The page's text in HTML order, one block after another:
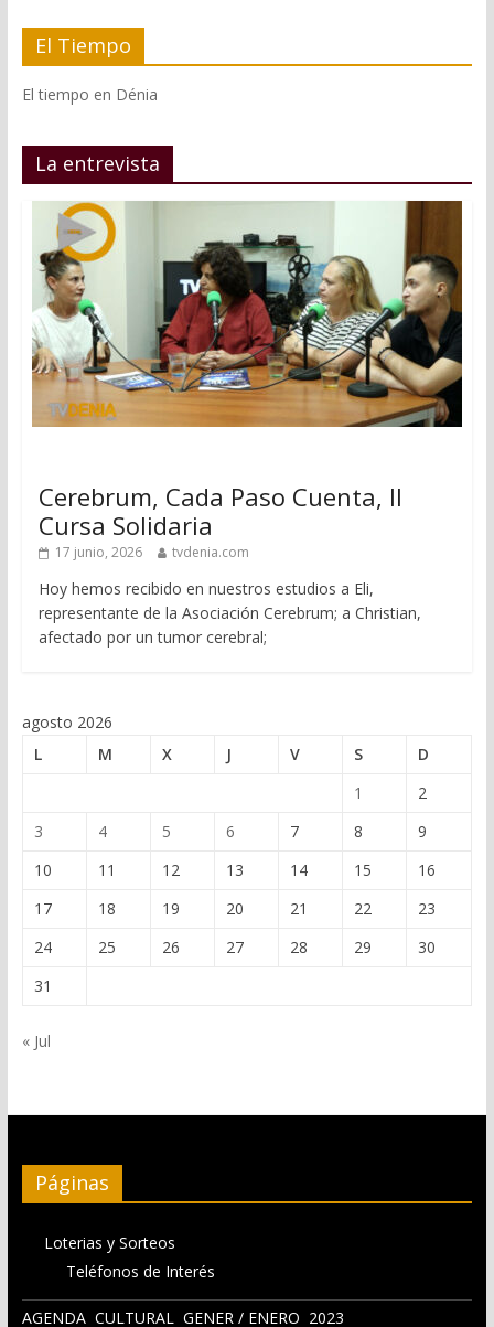
El Tiempo
El tiempo en Dénia
La entrevista
Cerebrum, Cada Paso Cuenta, II
Cursa Solidaria
17 junio, 2026 tvdenia.com
Hoy hemos recibido en nuestros estudios a Eli,
representante de la Asociación Cerebrum; a Christian,
afectado por un tumor cerebral;
agosto 2026
L
M X J V S
D
1
2
3
4 5 6 7 8
9
10
11 12 13 14 15
16
17
18 19 20 21 22
23
24
25 26 27 28 29
30
31
« Jul
Páginas
Loterias y Sorteos
Teléfonos de Interés
AGENDA CULTURAL GENER / ENERO 2023